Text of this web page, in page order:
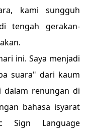
kami sungguh
tengah gerakan-
ini. Saya menjadi
suara" dari kaum
dalam renungan di
bahasa isyarat
Sign Language